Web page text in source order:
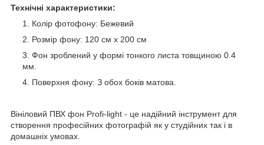
Технічні характеристики:
Колір фотофону: Бежевий
Розмір фону: 120 см х 200 см
Фон зроблений у формі тонкого листа товщиною 0.4
мм.
Поверхня фону: З обох боків матова.
Вініловий ПВХ фон Profi-light - це надійний інструмент для
створення професійних фотографій як у студійних так і в
домашніх умовах.